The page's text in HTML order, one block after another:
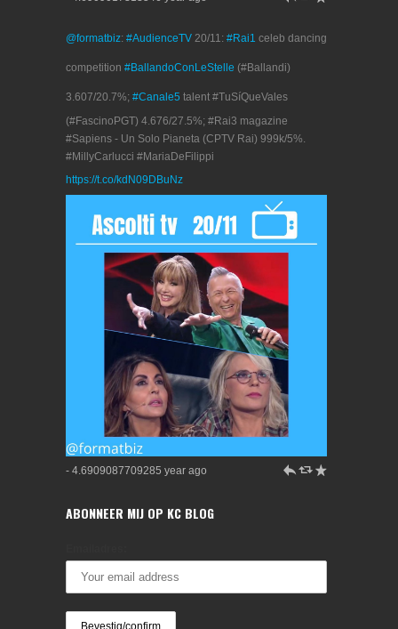
@formatbiz: #AudienceTV 20/11: #Rai1 celeb dancing
competition #BallandoConLeStelle (#Ballandi)
3.607/20.7%; #Canale5 talent #TuSíQueVales
(#FascinoPGT) 4.676/27.5%; #Rai3 magazine
#Sapiens - Un Solo Pianeta (CPTV Rai) 999k/5%.
#MillyCarlucci #MariaDeFilippi
https://t.co/kdN09DBuNz
- 4.6909087709285 year ago h J R
ABONNEER MIJ OP KC BLOG